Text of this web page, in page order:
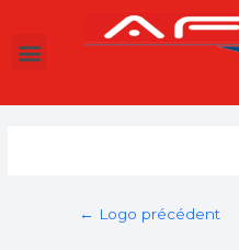
← Logo précédent